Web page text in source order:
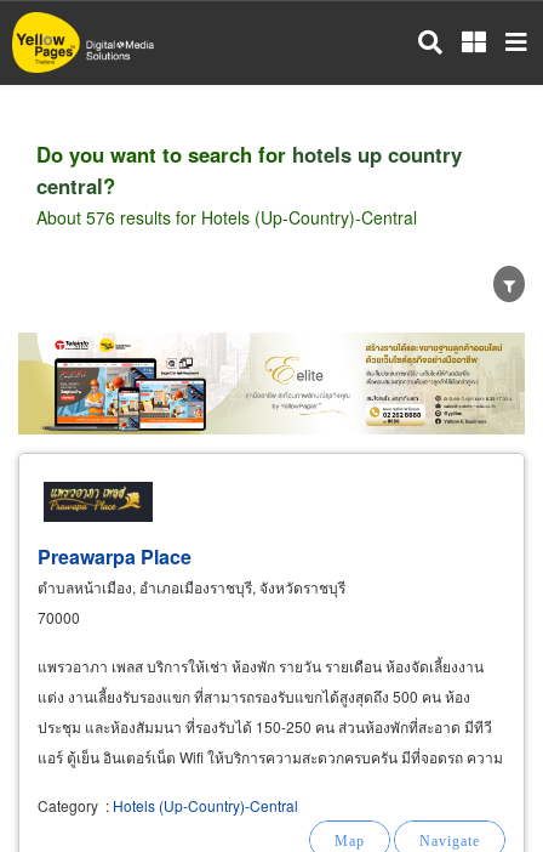
Skip
to
main
Do you want to search for hotels up country
central?
About 576 results for Hotels (Up-Country)-Central
Wholesale Retail Manufacturer
Dealer
Exporter/Importer
Service Business
Preawarpa Place
ตำบลหน้าเมือง, อำเภอเมืองราชบุรี, จังหวัดราชบุรี
70000
แพรวอาภา เพลส บริการให้เช่า ห้องพัก รายวัน รายเดือน ห้องจัดเลี้ยงงาน
แต่ง งานเลี้ยงรับรองแขก ที่สามารถรองรับแขกได้สูงสุดถึง 500 คน ห้อง
ประชุม และห้องสัมมนา ที่รองรับได้ 150-250 คน ส่วนห้องพักที่สะอาด มีทีวี
แอร์ ตู้เย็น อินเตอร์เน็ต Wifi ให้บริการความสะดวกครบครัน มีที่จอดรถ ความ
Category : Hotels (Up-Country)-Central